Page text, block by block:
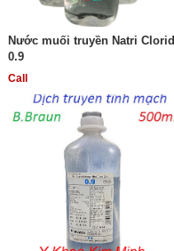
Nước muối truyền Natri Clorid
0.9
Call